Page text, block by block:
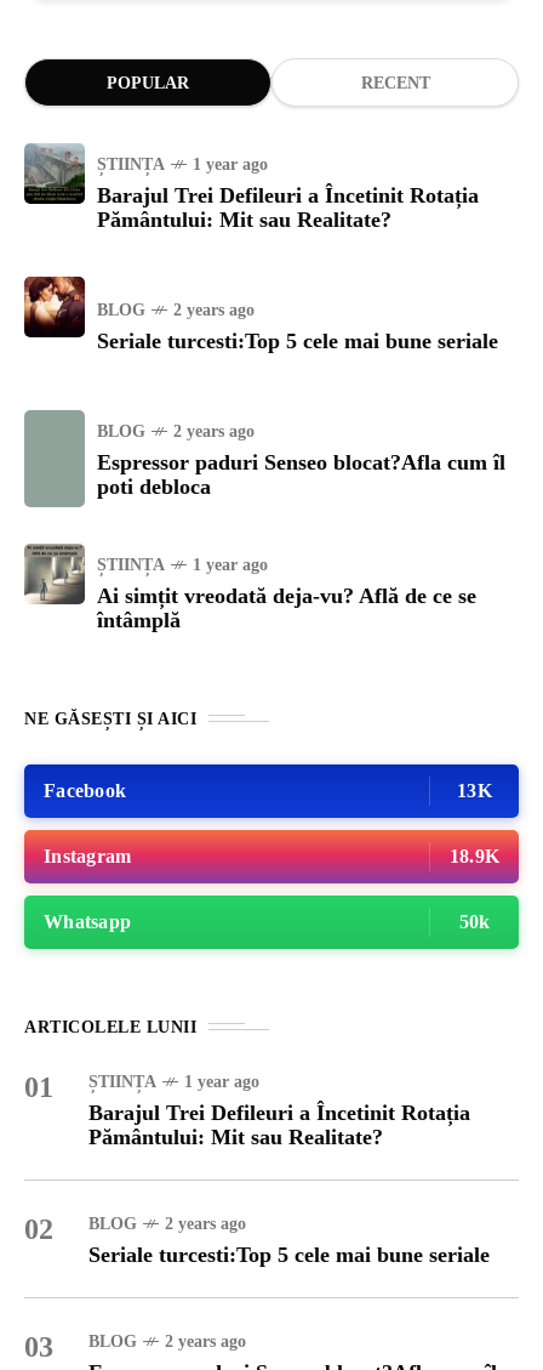
POPULAR RECENT
ȘTIINȚA 1 year ago
Barajul Trei Defileuri a Încetinit Rotația
Pământului: Mit sau Realitate?
BLOG 2 years ago
Seriale turcesti:Top 5 cele mai bune seriale
BLOG 2 years ago
Espressor paduri Senseo blocat?Afla cum îl
poti debloca
ȘTIINȚA 1 year ago
Ai simțit vreodată deja-vu? Află de ce se
întâmplă
NE GĂSEȘTI ȘI AICI
Facebook 13K
Instagram 18.9K
Whatsapp 50k
ARTICOLELE LUNII
01 ȘTIINȚA 1 year ago
Barajul Trei Defileuri a Încetinit Rotația
Pământului: Mit sau Realitate?
02 BLOG 2 years ago
Seriale turcesti:Top 5 cele mai bune seriale
03 BLOG 2 years ago